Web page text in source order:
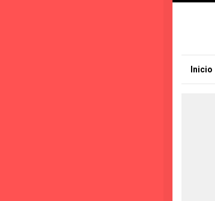
Inicio